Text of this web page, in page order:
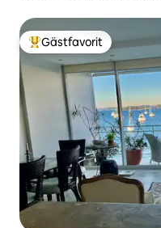
Populär gästfavorit
Gästfavorit